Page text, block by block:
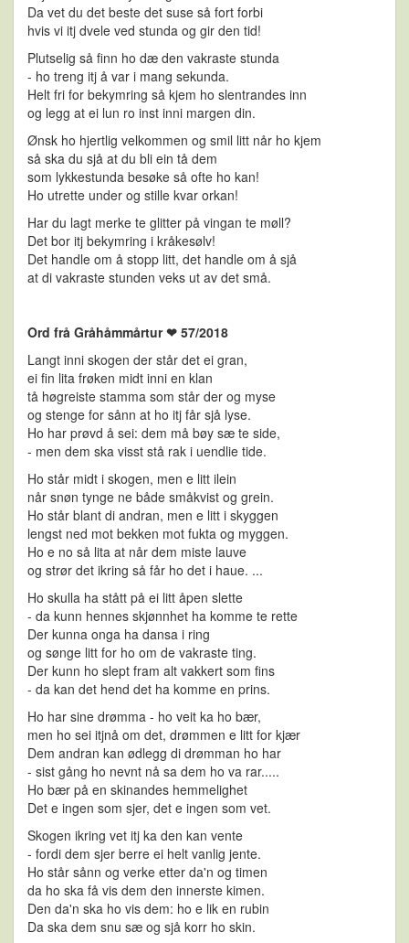
Da vet du det beste det suse så fort forbi
hvis vi itj dvele ved stunda og gir den tid!
Plutselig så finn ho dæ den vakraste stunda
- ho treng itj å var i mang sekunda.
Helt fri for bekymring så kjem ho slentrandes inn
og legg at ei lun ro inst inni margen din.
Ønsk ho hjertlig velkommen og smil litt når ho kjem
så ska du sjå at du bli ein tå dem
som lykkestunda besøke så ofte ho kan!
Ho utrette under og stille kvar orkan!
Har du lagt merke te glitter på vingan te møll?
Det bor itj bekymring i kråkesølv!
Det handle om å stopp litt, det handle om å sjå
at di vakraste stunden veks ut av det små.
Ord frå Gråhåmmårtur ❤ 57/2018
Langt inni skogen der står det ei gran,
ei fin lita frøken midt inni en klan
tå høgreiste stamma som står der og myse
og stenge for sånn at ho itj får sjå lyse.
Ho har prøvd å sei: dem må bøy sæ te side,
- men dem ska visst stå rak i uendlie tide.
Ho står midt i skogen, men e litt ilein
når snøn tynge ne både småkvist og grein.
Ho står blant di andran, men e litt i skyggen
lengst ned mot bekken mot fukta og myggen.
Ho e no så lita at når dem miste lauve
og strør det ikring så får ho det i haue. ...
Ho skulla ha stått på ei litt åpen slette
- da kunn hennes skjønnhet ha komme te rette
Der kunna onga ha dansa i ring
og sønge litt for ho om de vakraste ting.
Der kunn ho slept fram alt vakkert som fins
- da kan det hend det ha komme en prins.
Ho har sine drømma - ho veit ka ho bær,
men ho sei itjnå om det, drømmen e litt for kjær
Dem andran kan ødlegg di drømman ho har
- sist gång ho nevnt nå sa dem ho va rar.....
Ho bær på en skinandes hemmelighet
Det e ingen som sjer, det e ingen som vet.
Skogen ikring vet itj ka den kan vente
- fordi dem sjer berre ei helt vanlig jente.
Ho står sånn og verke etter da'n og timen
da ho ska få vis dem den innerste kimen.
Den da'n ska ho vis dem: ho e lik en rubin
Da ska dem snu sæ og sjå korr ho skin.